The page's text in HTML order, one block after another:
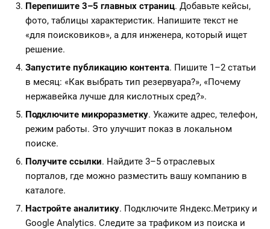
Перепишите 3–5 главных страниц. Добавьте кейсы,
фото, таблицы характеристик. Напишите текст не
«для поисковиков», а для инженера, который ищет
решение.
Запустите публикацию контента. Пишите 1–2 статьи
в месяц: «Как выбрать тип резервуара?», «Почему
нержавейка лучше для кислотных сред?».
Подключите микроразметку. Укажите адрес, телефон,
режим работы. Это улучшит показ в локальном
поиске.
Получите ссылки. Найдите 3–5 отраслевых
порталов, где можно разместить вашу компанию в
каталоге.
Настройте аналитику. Подключите Яндекс.Метрику и
Google Analytics. Следите за трафиком из поиска и